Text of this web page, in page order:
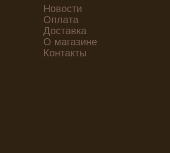
Новости
Оплата
Доставка
О магазине
Контакты